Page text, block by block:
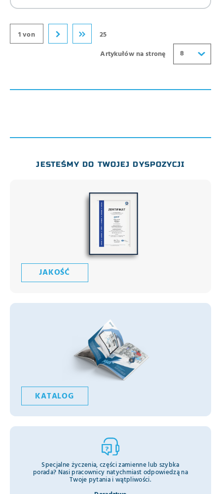
1 von
25
Artykułów na stronę
8
JESTEŚMY DO TWOJEJ DYSPOZYCJI
JAKOŚĆ
KATALOG
Specjalne życzenia, części zamienne lub szybka
porada? Nasi pracownicy natychmiast odpowiedzą na
Twoje pytania i wątpliwości.